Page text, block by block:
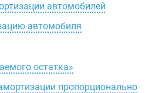
автомобилей
автомобиля
остатка»
пропорционально